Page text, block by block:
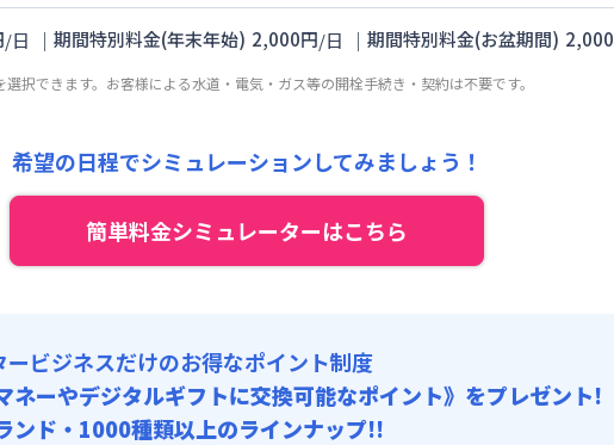
円/月 (500円/日)
円/月 (700円/日) (税抜)
円/回 (税抜)
(30日利用)
円/月 (700円/日) (税抜)
/日 ｜ 期間特別料金(年末年始) 2,000円/日 ｜ 期間特別料金(お盆期間) 2,000
できます。お客様による水道・電気・ガス等の開栓手続き・契約は不要です。
希望の日程でシミュレーションしてみましょう！
簡単料金シミュレーターはこちら
ービジネスだけのお得なポイント制度
ネーやデジタルギフトに交換可能なポイント》をプレゼント!
ンド・1000種類以上のラインナップ!!